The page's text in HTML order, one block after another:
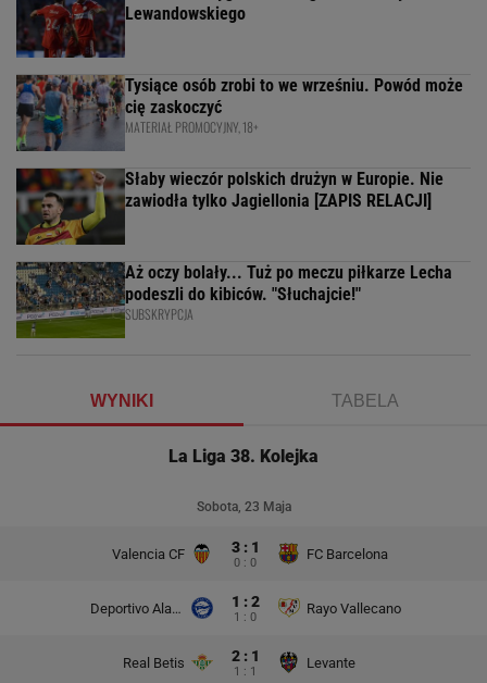
Lewandowskiego
Tysiące osób zrobi to we wrześniu. Powód może
cię zaskoczyć
MATERIAŁ PROMOCYJNY, 18+
Słaby wieczór polskich drużyn w Europie. Nie
zawiodła tylko Jagiellonia [ZAPIS RELACJI]
Aż oczy bolały... Tuż po meczu piłkarze Lecha
podeszli do kibiców. "Słuchajcie!"
SUBSKRYPCJA
WYNIKI TABELA
La Liga 38. Kolejka
Sobota, 23 Maja
Valencia CF 3 : 1
0 : 0
FC Barcelona
Deportivo Alaves 1 : 2
1 : 0
Rayo Vallecano
Real Betis 2 : 1
1 : 1
Levante